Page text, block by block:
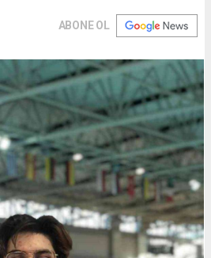
ABONE OL